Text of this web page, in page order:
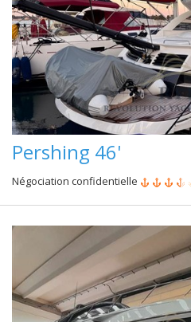
Pershing 46'
Négociation confidentielle